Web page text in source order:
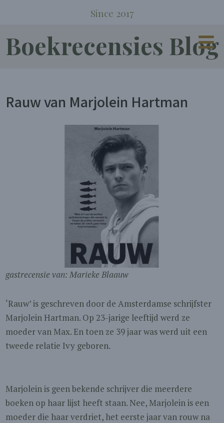
Since 2017
Boekrecensies Blog
Rauw van Marjolein Hartman
gastrecensie van: Marieke Blaauw
‘Rauw’ is geschreven door de Amsterdamse schrijfster
Marjolein Hartman. Op 23-jarige leeftijd werd ze
moeder van Max. En toen ze 39 jaar was werd uit een
tweede relatie Ivy geboren.
Marjolein is geen bekende schrijver die meerdere
boeken op haar lijst heeft staan. Nee, Marjolein is een
moeder die haar verdriet, het eerste jaar van rouw na